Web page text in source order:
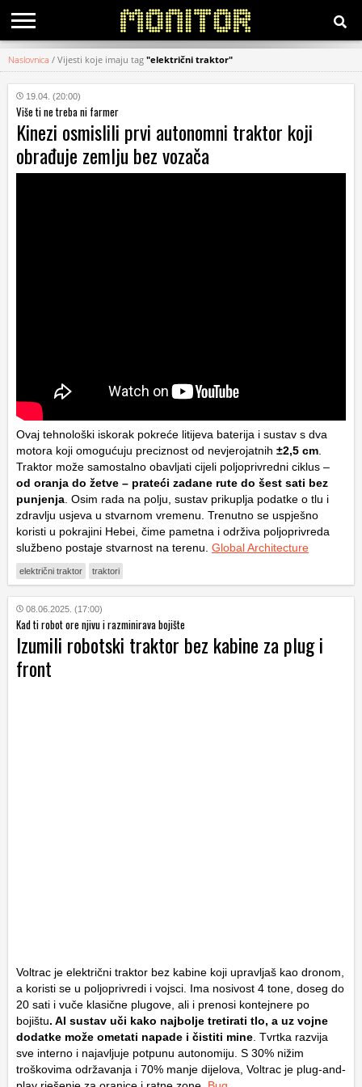
KATEGORIJE
HRVATSKI
WEB
Naslovnica / Vijesti koje imaju tag "električni traktor"
19.04. (20:00)
Više ti ne treba ni farmer
Kinezi osmislili prvi autonomni traktor koji
obrađuje zemlju bez vozača
Ovaj tehnološki iskorak pokreće litijeva baterija i sustav s dva
motora koji omogućuju preciznost od nevjerojatnih ±2,5 cm
Traktor može samostalno obavljati cijeli poljoprivredni ciklus –
od oranja do žetve – prateći zadane rute do šest sati bez
punjenja . Osim rada na polju, sustav prikuplja podatke o tlu i
zdravlju usjeva u stvarnom vremenu. Trenutno se uspješno
koristi u pokrajini Hebei, čime pametna i održiva poljoprivreda
službeno postaje stvarnost na terenu. Global Architecture
električni traktor traktori
08.06.2025. (17:00)
Kad ti robot ore njivu i razminirava bojište
Izumili robotski traktor bez kabine za plug i
front
Voltrac je električni traktor bez kabine koji upravljaš kao dronom,
a koristi se u poljoprivredi i vojsci. Ima nosivost 4 tone, doseg do
20 sati i vuče klasične plugove, ali i prenosi kontejnere po
bojištu. AI sustav uči kako najbolje tretirati tlo, a uz vojne
dodatke može ometati napade i čistiti mine . Tvrtka razvija
sve interno i najavljuje potpunu autonomiju. S 30% nižim
troškovima održavanja i 70% manje dijelova, Voltrac je plug-and-